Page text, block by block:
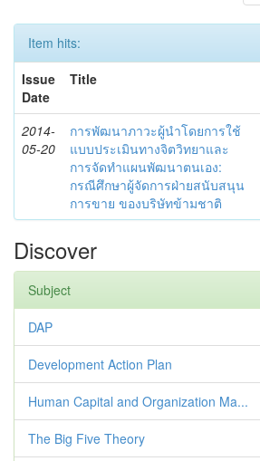
Item hits:
Issue
Date
Title
2014-
05-20
การพัฒนาภาวะผู้นำโดยการใช้
แบบประเมินทางจิตวิทยาและ
การจัดทำแผนพัฒนาตนเอง:
กรณีศึกษาผู้จัดการฝ่ายสนับสนุน
การขาย ของบริษัทข้ามชาติ
Discover
Subject
DAP
Development Action Plan
Human Capital and Organization Ma...
The Big Five Theory